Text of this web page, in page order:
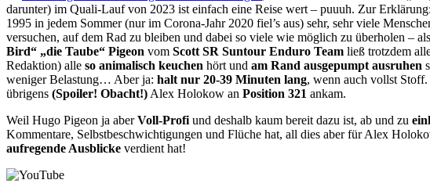
darunter) im Quali-Lauf von 2023 ist einfach eine Reise wert – puuuh. Zur
1995 in jedem Sommer (nur im Corona-Jahr 2020 fiel’s aus) sehr, sehr viele
versuchen, auf dem Rad zu bleiben und dabei so viele wie möglich zu überholen –
Bird“ „die Taube“ Pigeon vom Scott SR Suntour Enduro Team ließ trotzdem
Redaktion) alle so animalisch keuchen hört und am Rand ausgepumpt ausruhen
weniger Belastung… Aber ja: halt nur 20-39 Minuten lang, wenn auch vollst
übrigens (Spoiler! Obacht!) Alex Holokow an Position 321 ankam.
Weil Hugo Pigeon ja aberVoll-Profi und deshalb kaum bereit dazu ist, ab und zu
Kommentare, Selbstbeschwichtigungen und Flüche hat, all dies aber für Alex
aufregende Ausblicke verdient hat!